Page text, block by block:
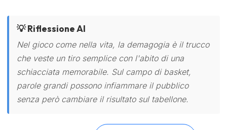
💡 Riflessione AI
Nel gioco come nella vita, la demagogia è il trucco
che veste un tiro semplice con l'abito di una
schiacciata memorabile. Sul campo di basket,
parole grandi possono infiammare il pubblico
senza però cambiare il risultato sul tabellone.